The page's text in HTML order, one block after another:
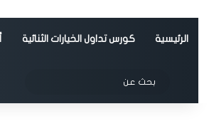
الرئيسية كورس تداول الخيارات الثنائية
الوضع المظلم
عن